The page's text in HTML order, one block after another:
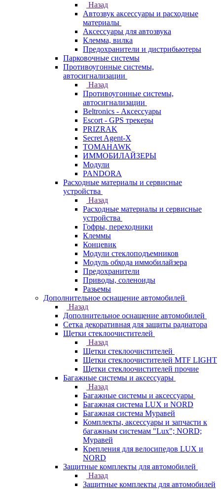
Назад
Автозвук аксессуары и расходные
материалы
Аксессуары для автозвука
Клемма, вилка
Предохранители и дистрибьютеры
Парковочные системы
Противоугонные системы,
автосигнализации
Назад
Противоугонные системы,
автосигнализации
Beltronics - Аксессуары
Escort - GPS трекеры
PRIZRAK
Secret Agent-X
TOMAHAWK
ИММОБИЛАЙЗЕРЫ
Модули
PANDORA
Расходные материалы и сервисные
устройства
Назад
Расходные материалы и сервисные
устройства
Гофры, переходники
Клеммы
Концевик
Модули стеклоподъемников
Модуль обхода иммобилайзера
Предохранители
Приводы, соленоиды
Разьемы
Дополнительное оснащение автомобилей
Назад
Дополнительное оснащение автомобилей
Сетка декоративная для защиты радиатора
Щетки стеклоочистителей
Назад
Щетки стеклоочистителей
Щетки стеклоочистителей MTF LIGHT
Щетки стеклоочистителей прочие
Багажные системы и аксессуары
Назад
Багажные системы и аксессуары
Багажная система LUX и NORD
Багажная система Муравей
Комплекты, аксессуары и запчасти к
багажным системам "Lux"; NORD;
Муравей
Крепления для велосипедов LUX и
NORD
Защитные комплекты для автомобилей
Назад
Защитные комплекты для автомобилей